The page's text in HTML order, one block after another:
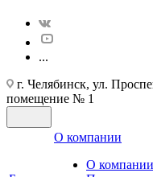
...
г. Челябинск, ул.
помещение № 1
О компании
О компании